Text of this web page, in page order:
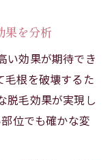
果を分析
い効果が期待でき
毛根を破壊するた
脱毛効果が実現し
位でも確かな変